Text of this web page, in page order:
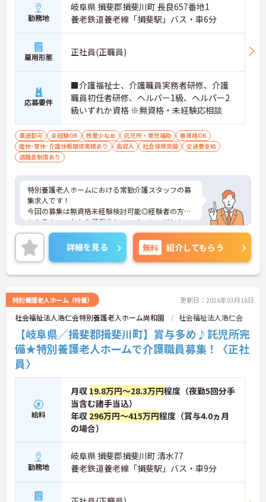
勤務地
岐阜県 揖斐郡揖斐川町 長良657番地1
養老鉄道養老線「揖斐駅」バス・車6分
雇用形態 正社員(正職員)
応募要件
■介護福祉士、介護職員実務者研修、介護
職員初任者研修、ヘルパー1級、ヘルパー2
級いずれか資格 ※無資格・未経験応相談
車通勤可 未経験OK 残業少なめ 託児所・育児補助
無資格OK
産休･育休･介護休暇取得実績あり
高収入 社会保険完備
交通費支給
退職金制度あり
特別養護老人ホームにおける常勤介護スタッフの募
集求人です！
今回の募集は無資格未経験検討可能◎経験者の方は
もちろん、これから頑張りたい、チャレンジしたい
という方にもオススメの求人！
各種福利厚生が充実で長期就業も安心！事業所内託
児所完備で子育て中の方にも優しい職場です！
また嬉しい賞与4.0か月分支給実績あり★頑張った分
だけ評価される環境ですよ♪
細をお話致しますのでお気軽にご相談ください。
詳細を見る 無料 紹介してもらう
特別養護老人ホーム（特養） 更新日：2026年03月16日
社会福祉法人浩仁会特別養護老人ホーム尚和園 社会福祉法人浩仁会
【岐阜県／揖斐郡揖斐川町】賞与多め♪託児所完
備★特別養護老人ホームで介護職員募集！〈正社
員〉
給料
月収 19.8万円～28.3万円程度（夜勤5回分手
当含む諸手当込）
年収 296万円～415万円程度（賞与4.0ヵ月
の場合）
勤務地
岐阜県 揖斐郡揖斐川町 清水77
養老鉄道養老線「揖斐駅」バス・車9分